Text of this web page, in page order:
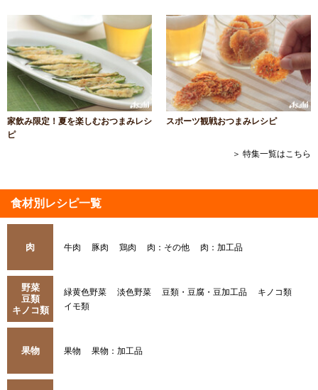
家飲み限定！夏を楽しむおつまみレシ
ピ
スポーツ観戦おつまみレシピ
＞ 特集一覧はこちら
食材別レシピ一覧
肉 牛肉 豚肉 鶏肉 肉：その他 肉：加工品
野菜
豆類
キノコ類
緑黄色野菜 淡色野菜 豆類・豆腐・豆加工品
キノコ類
イモ類
果物 果物 果物：加工品